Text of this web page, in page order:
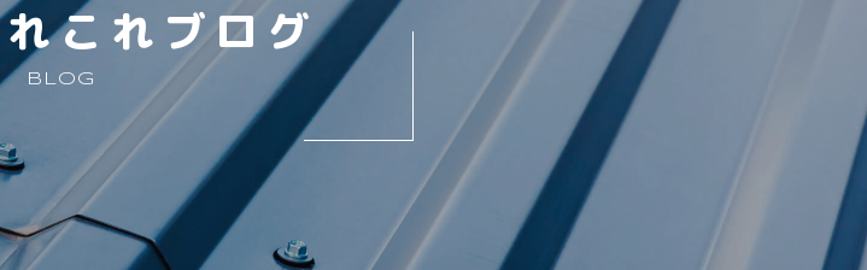
施工メニュー
施工実績
施工の流れ
お知らせ
塗装のあれこれブログ
これブログ
BLOG